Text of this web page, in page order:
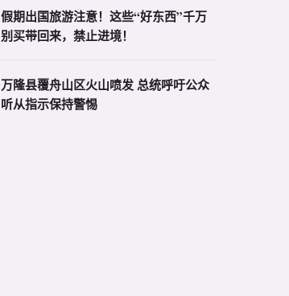
假期出国旅游注意！这些“好东西”千万
别买带回来，禁止进境！
万隆县覆舟山区火山喷发 总统呼吁公众
听从指示保持警惕